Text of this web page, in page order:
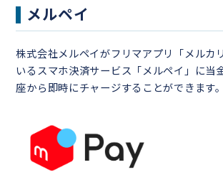
メルペイ
株式会社メルペイがフリマアプリ「メルカ
いるスマホ決済サービス「メルペイ」に当
座から即時にチャージすることができます。